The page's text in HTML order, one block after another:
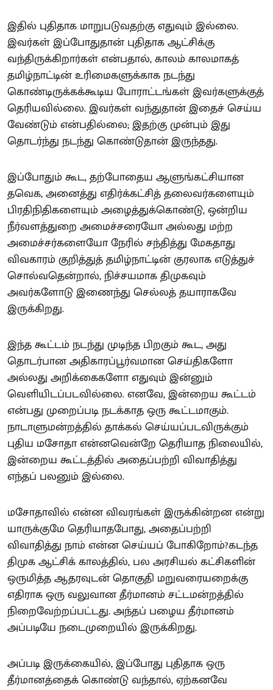
இதில் புதிதாக மாறுபடுவதற்கு எதுவும் இல்லை.
இவர்கள் இப்போதுதான் புதிதாக ஆட்சிக்கு
வந்திருக்கிறார்கள் என்பதால், காலம் காலமாகத்
தமிழ்நாட்டின் உரிமைகளுக்காக நடந்து
கொண்டிருக்கக்கூடிய போராட்டங்கள் இவர்களுக்குத்
தெரியவில்லை. இவர்கள் வந்துதான் இதைச் செய்ய
வேண்டும் என்பதில்லை; இதற்கு முன்பும் இது
தொடர்ந்து நடந்து கொண்டுதான் இருந்தது.
இப்போதும் கூட, தற்போதைய ஆளுங்கட்சியான
தவெக, அனைத்து எதிர்க்கட்சித் தலைவர்களையும்
பிரதிநிதிகளையும் அழைத்துக்கொண்டு, ஒன்றிய
நீர்வளத்துறை அமைச்சரையோ அல்லது மற்ற
அமைச்சர்களையோ நேரில் சந்தித்து மேகதாது
விவகாரம் குறித்துத் தமிழ்நாட்டின் குரலாக எடுத்துச்
சொல்வதென்றால், நிச்சயமாக திமுகவும்
அவர்களோடு இணைந்து செல்லத் தயாராகவே
இருக்கிறது.
இந்த கூட்டம் நடந்து முடிந்த பிறகும் கூட, அது
தொடர்பான அதிகாரப்பூர்வமான செய்திகளோ
அல்லது அறிக்கைகளோ எதுவும் இன்னும்
வெளியிடப்படவில்லை. எனவே, இன்றைய கூட்டம்
என்பது முறைப்படி நடக்காத ஒரு கூட்டமாகும்.
நாடாளுமன்றத்தில் தாக்கல் செய்யப்படவிருக்கும்
புதிய மசோதா என்னவென்றே தெரியாத நிலையில்,
இன்றைய கூட்டத்தில் அதைப்பற்றி விவாதித்து
எந்தப் பலனும் இல்லை.
மசோதாவில் என்ன விவரங்கள் இருக்கின்றன என்று
யாருக்குமே தெரியாதபோது, அதைப்பற்றி
விவாதித்து நாம் என்ன செய்யப் போகிறோம்?கடந்த
திமுக ஆட்சிக் காலத்தில், பல அரசியல் கட்சிகளின்
ஒருமித்த ஆதரவுடன் தொகுதி மறுவரையறைக்கு
எதிராக ஒரு வலுவான தீர்மானம் சட்டமன்றத்தில்
நிறைவேற்றப்பட்டது. அந்தப் பழைய தீர்மானம்
அப்படியே நடைமுறையில் இருக்கிறது.
அப்படி இருக்கையில், இப்போது புதிதாக ஒரு
தீர்மானத்தைக் கொண்டு வந்தால், ஏற்கனவே